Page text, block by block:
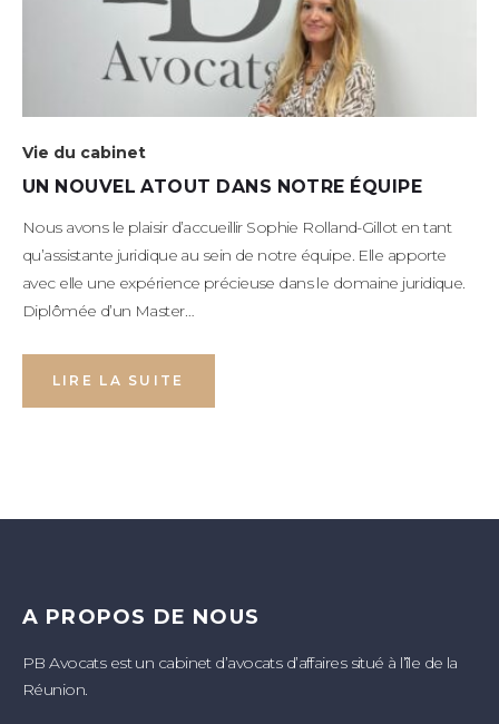
Vie du cabinet
UN NOUVEL ATOUT DANS NOTRE ÉQUIPE
Nous avons le plaisir d’accueillir Sophie Rolland-Gillot en tant
qu’assistante juridique au sein de notre équipe. Elle apporte
avec elle une expérience précieuse dans le domaine juridique.
Diplômée d’un Master…
LIRE LA SUITE
A PROPOS DE NOUS
PB Avocats est un cabinet d’avocats d’affaires situé à l’île de la
Réunion.